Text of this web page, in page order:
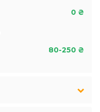
0 ₴
80-250 ₴